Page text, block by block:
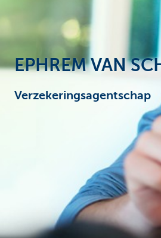
Particulieren
EPHREM VAN
Verzekeringsagentschap